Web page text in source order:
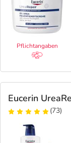
Pflichtangaben
Eucerin
(73)